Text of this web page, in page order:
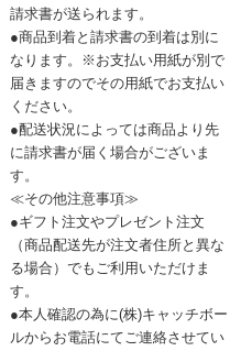
請求書が送られます。
●商品到着と請求書の到着は別に
なります。※お支払い用紙が別で
届きますのでその用紙でお支払い
ください。
●配送状況によっては商品より先
に請求書が届く場合がございま
す。
≪その他注意事項≫
●ギフト注文やプレゼント注文
（商品配送先が注文者住所と異な
る場合）でもご利用いただけま
す。
●本人確認の為に(株)キャッチボー
ルからお電話にてご連絡させてい